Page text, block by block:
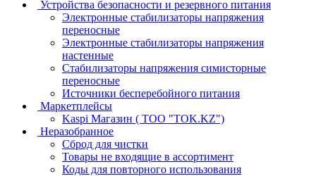
Устройства безопасности и резервного питания
Электронные стабилизаторы напряжения
переносные
Электронные стабилизаторы напряжения
настенные
Стабилизаторы напряжения симисторные
переносные
Источники бесперебойного питания
Маркетплейсы
Kaspi Магазин ( ТОО "TOK.KZ")
Неразобранное
Сброд для чистки
Товары не входящие в ассортимент
Коды для повторного использования